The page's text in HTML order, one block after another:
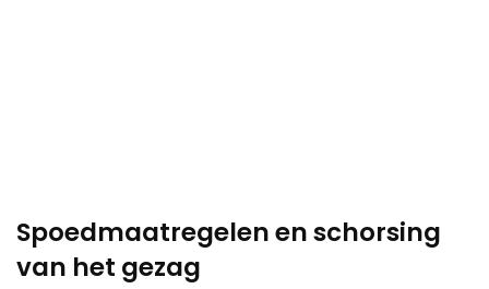
Spoedmaatregelen en schorsing
van het gezag